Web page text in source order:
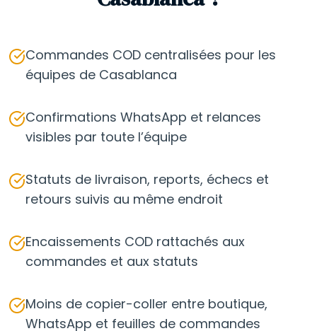
Commandes COD centralisées pour les
équipes de Casablanca
Confirmations WhatsApp et relances
visibles par toute l’équipe
Statuts de livraison, reports, échecs et
retours suivis au même endroit
Encaissements COD rattachés aux
commandes et aux statuts
Moins de copier-coller entre boutique,
WhatsApp et feuilles de commandes